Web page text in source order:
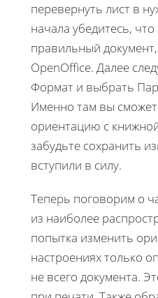
перевернуть лист в
начала убедитесь,
правильный
OpenOffice. Далее
Формат и выбрать
Именно там вы
ориентацию с
забудьте сохранить
вступили в силу.
Теперь поговорим о
из наиболее
попытка изменить
настроениях только
не всего документа.